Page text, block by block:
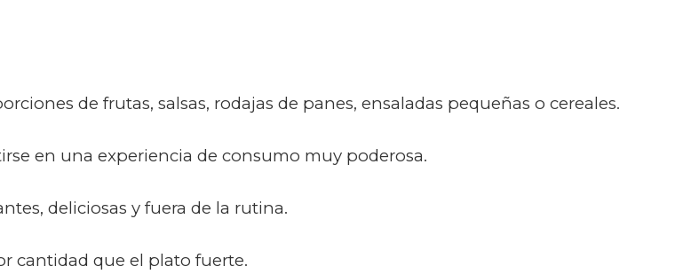
de frutas, salsas, rodajas de panes, ensaladas pequeñas o cereales.
en una experiencia de consumo muy poderosa.
deliciosas y fuera de la rutina.
cantidad que el plato fuerte.